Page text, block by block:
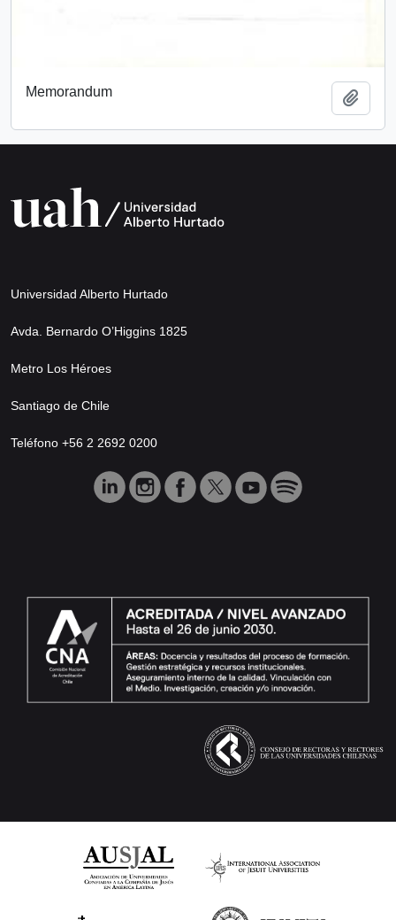
Memorandum
Universidad Alberto Hurtado
Avda. Bernardo O’Higgins 1825
Metro Los Héroes
Santiago de Chile
Teléfono +56 2 2692 0200